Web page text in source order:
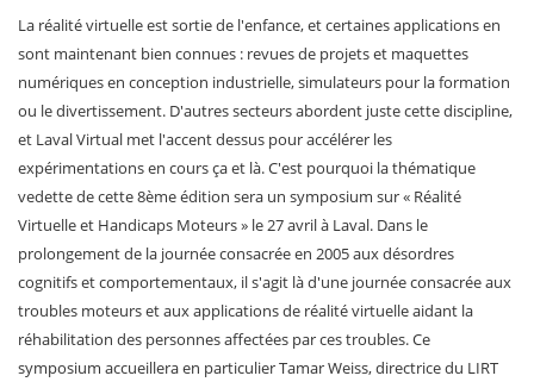
La réalité virtuelle est sortie de l'enfance, et certaines applications en
sont maintenant bien connues : revues de projets et maquettes
numériques en conception industrielle, simulateurs pour la formation
ou le divertissement. D'autres secteurs abordent juste cette discipline,
et Laval Virtual met l'accent dessus pour accélérer les
expérimentations en cours ça et là. C'est pourquoi la thématique
vedette de cette 8ème édition sera un symposium sur « Réalité
Virtuelle et Handicaps Moteurs » le 27 avril à Laval. Dans le
prolongement de la journée consacrée en 2005 aux désordres
cognitifs et comportementaux, il s'agit là d'une journée consacrée aux
troubles moteurs et aux applications de réalité virtuelle aidant la
réhabilitation des personnes affectées par ces troubles. Ce
symposium accueillera en particulier Tamar Weiss, directrice du LIRT